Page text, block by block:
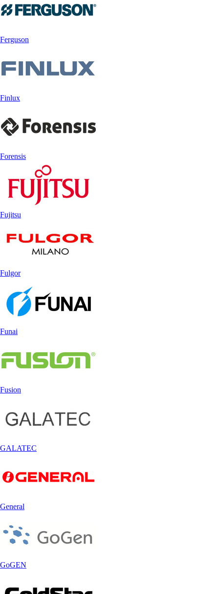
Ferguson
Finlux
Forensis
Fujitsu
Fulgor
Funai
Fusion
GALATEC
General
GoGEN